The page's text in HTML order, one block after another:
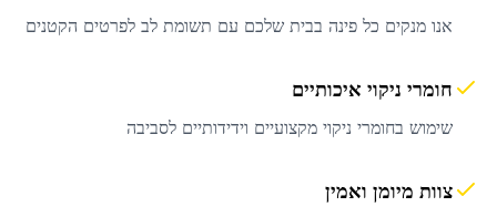
אנו מנקים כל פינה בבית שלכם עם תשומת לב לפרטים הקטנים
חומרי ניקוי איכותיים
שימוש בחומרי ניקוי מקצועיים וידידותיים לסביבה
צוות מיומן ואמין